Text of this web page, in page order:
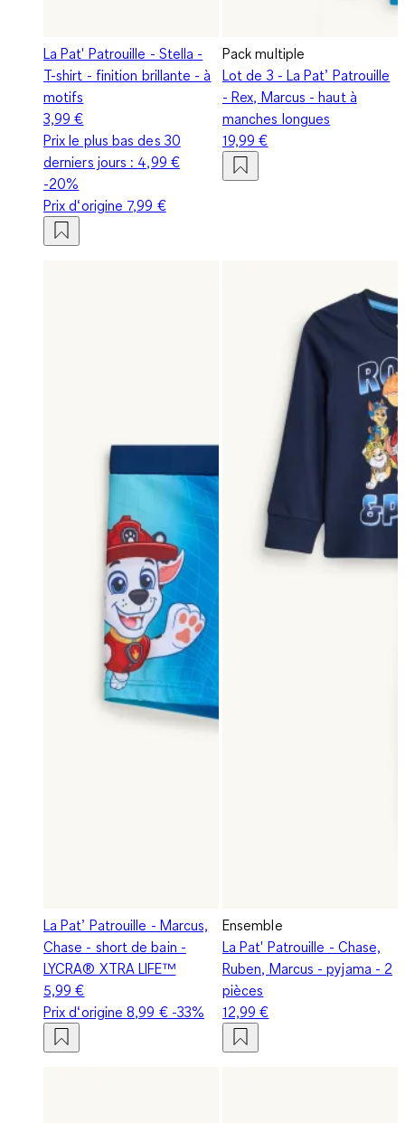
La Pat' Patrouille - Stella -
T-shirt - finition brillante - à
motifs
3,99 €
Prix le plus bas des 30
derniers jours : 4,99 €
-20%
Prix d‘origine 7,99 €
Pack multiple
Lot de 3 - La Pat’ Patrouille
- Rex, Marcus - haut à
manches longues
19,99 €
La Pat’ Patrouille - Marcus,
Chase - short de bain -
LYCRA® XTRA LIFE™
5,99 €
Prix d‘origine8,99 €-33%
Ensemble
La Pat' Patrouille - Chase,
Ruben, Marcus - pyjama - 2
pièces
12,99 €